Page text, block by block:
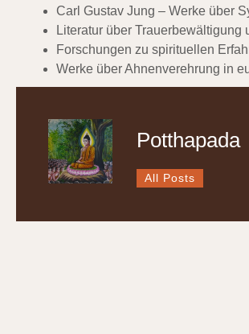
Carl Gustav Jung – Werke über
Literatur über Trauerbewältigung
Forschungen zu spirituellen
Werke über Ahnenverehrung in
Potthapada
All Posts